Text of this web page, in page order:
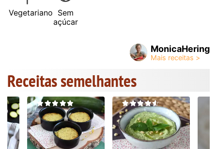
Vegetariano Sem
açúcar
MonicaHering
Receitas semelhantes